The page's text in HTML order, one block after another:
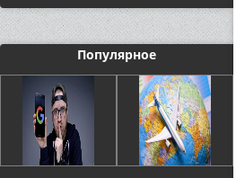
Популярное